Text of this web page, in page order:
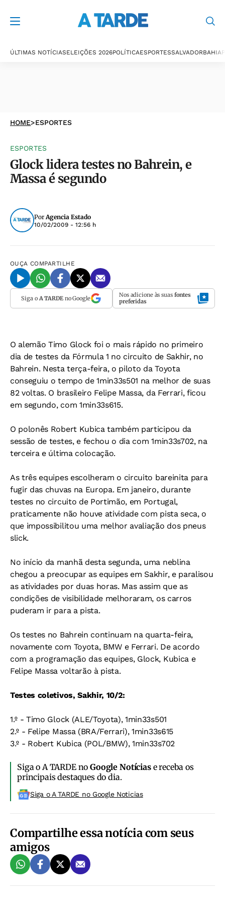
ÚLTIMAS NOTÍCIASELEIÇÕES 2026POLÍTICAESPORTESSALVADORBAHIA
HOME>ESPORTES
ESPORTES
Glock lidera testes no Bahrein, e
Massa é segundo
PorAgencia Estado
10/02/2009 - 12:56 h
OUÇA COMPARTILHE
Siga o A TARDEno Google Nos adicione às suas fontes
preferidas
O alemão Timo Glock foi o mais rápido no primeiro
dia de testes da Fórmula 1 no circuito de Sakhir, no
Bahrein. Nesta terça-feira, o piloto da Toyota
conseguiu o tempo de 1min33s501 na melhor de suas
82 voltas. O brasileiro Felipe Massa, da Ferrari, ficou
em segundo, com 1min33s615.
O polonês Robert Kubica também participou da
sessão de testes, e fechou o dia com 1min33s702, na
terceira e última colocação.
As três equipes escolheram o circuito bareinita para
fugir das chuvas na Europa. Em janeiro, durante
testes no circuito de Portimão, em Portugal,
praticamente não houve atividade com pista seca, o
que impossibilitou uma melhor avaliação dos pneus
slick.
No início da manhã desta segunda, uma neblina
chegou a preocupar as equipes em Sakhir, e paralisou
as atividades por duas horas. Mas assim que as
condições de visibilidade melhoraram, os carros
puderam ir para a pista.
Os testes no Bahrein continuam na quarta-feira,
novamente com Toyota, BMW e Ferrari. De acordo
com a programação das equipes, Glock, Kubica e
Felipe Massa voltarão à pista.
Testes coletivos, Sakhir, 10/2:
1.º - Timo Glock (ALE/Toyota), 1min33s501
2.º - Felipe Massa (BRA/Ferrari), 1min33s615
3.º - Robert Kubica (POL/BMW), 1min33s702
Siga o A TARDE noGoogle Notíciase receba os
principais destaques do dia.
Siga o A TARDE no Google Noticias
Compartilhe essa notícia com seus
amigos